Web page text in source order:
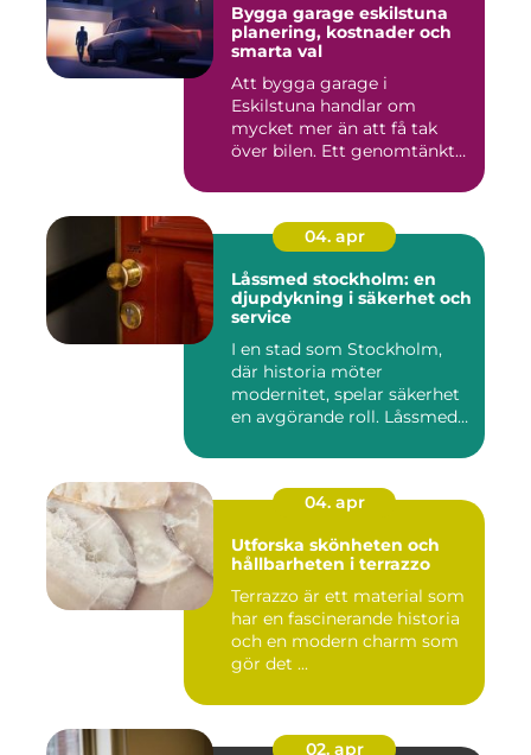
Bygga garage eskilstuna
planering, kostnader och
smarta val
Att bygga garage i
Eskilstuna handlar om
mycket mer än att få tak
över bilen. Ett genomtänkt
04. apr
Låssmed stockholm: en
djupdykning i säkerhet och
service
I en stad som Stockholm,
där historia möter
modernitet, spelar säkerhet
en avgörande roll. Låssmed
04. apr
Utforska skönheten och
hållbarheten i terrazzo
Terrazzo är ett material som
har en fascinerande historia
och en modern charm som
gör det ...
02. apr